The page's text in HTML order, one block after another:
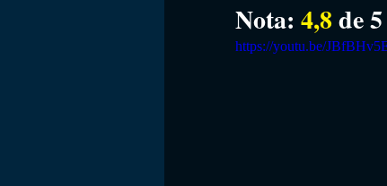
Nota: 4,8 de 5
https://youtu.be/